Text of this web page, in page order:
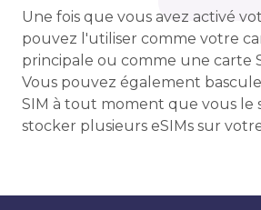
Une fois que vous avez activé
pouvez l'utiliser comme votre
principale ou comme une carte
Vous pouvez également
SIM à tout moment que vous le
stocker plusieurs eSIMs sur